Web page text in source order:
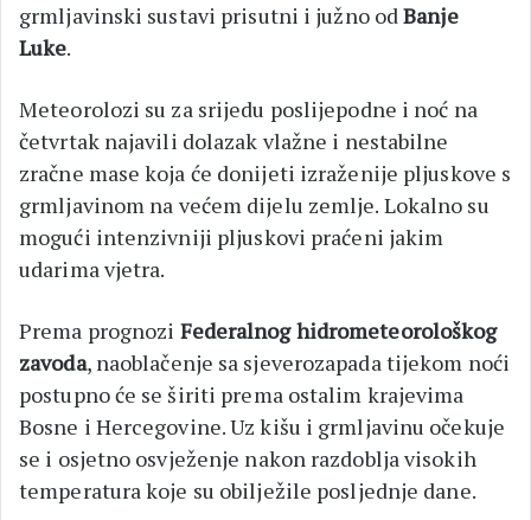
grmljavinski sustavi prisutni i južno odBanje
Luke.
Meteorolozi su za srijedu poslijepodne i noć na
četvrtak najavili dolazak vlažne i nestabilne
zračne mase koja će donijeti izraženije pljuskove s
grmljavinom na većem dijelu zemlje. Lokalno su
mogući intenzivniji pljuskovi praćeni jakim
udarima vjetra.
Prema prognozi Federalnog hidrometeorološkog
zavoda, naoblačenje sa sjeverozapada tijekom noći
postupno će se širiti prema ostalim krajevima
Bosne i Hercegovine. Uz kišu i grmljavinu očekuje
se i osjetno osvježenje nakon razdoblja visokih
temperatura koje su obilježile posljednje dane.